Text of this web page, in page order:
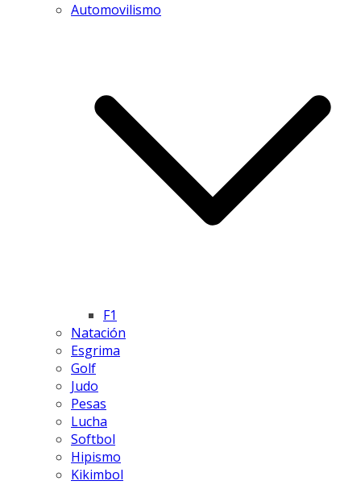
Automovilismo
F1
Natación
Esgrima
Golf
Judo
Pesas
Lucha
Softbol
Hipismo
Kikimbol